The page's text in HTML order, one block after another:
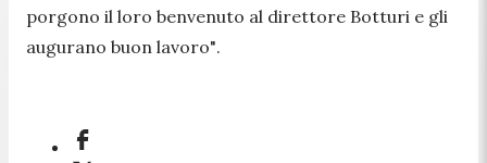
porgono il loro benvenuto al direttore Botturi e gli
augurano buon lavoro".